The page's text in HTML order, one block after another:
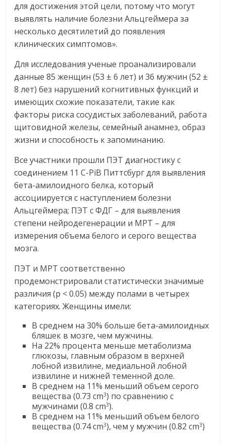
для достижения этой цели, потому что могут
выявлять наличие болезни Альцгеймера за
несколько десятилетий до появления
клинических симптомов».
Для исследования ученые проанализировали
данные 85 женщин (53 ± 6 лет) и 36 мужчин (52 ±
8 лет) без нарушений когнитивных функций и
имеющих схожие показатели, такие как
факторы риска сосудистых заболеваний, работа
щитовидной железы, семейный анамнез, образ
жизни и способность к запоминанию.
Все участники прошли ПЭТ диагностику с
соединением 11 C-PiB Питтсбург для выявления
бета-амилоидного белка, который
ассоциируется с наступлением болезни
Альцгеймера; ПЭТ с ФДГ – для выявления
степени нейродегенерации и МРТ – для
измерения объема белого и серого вещества
мозга.
ПЭТ и МРТ соответственно
продемонстрировали статистически значимые
различия (p < 0.05) между полами в четырех
категориях. Женщины имели:
В среднем на 30% больше бета-амилоидных
бляшек в мозге, чем мужчины.
На 22% процента меньше метаболизма
глюкозы, главным образом в верхней
лобной извилине, медиальной лобной
извилине и нижней теменной доле.
В среднем на 11% меньший объем серого
вещества (0.73 cm3) по сравнению с
мужчинами (0.8 cm3).
В среднем на 11% меньший объем белого
вещества (0.74 cm3), чем у мужчин (0.82 cm3)